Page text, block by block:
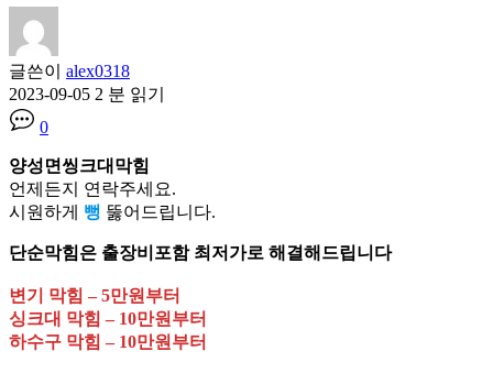
글쓴이 alex0318
2023-09-05 2 분 읽기
0
양성면씽크대막힘
언제든지 연락주세요.
시원하게 뻥 뚫어드립니다.
단순막힘은 출장비포함 최저가로 해결해드립니다
변기 막힘 – 5만원부터
싱크대 막힘 – 10만원부터
하수구 막힘 – 10만원부터